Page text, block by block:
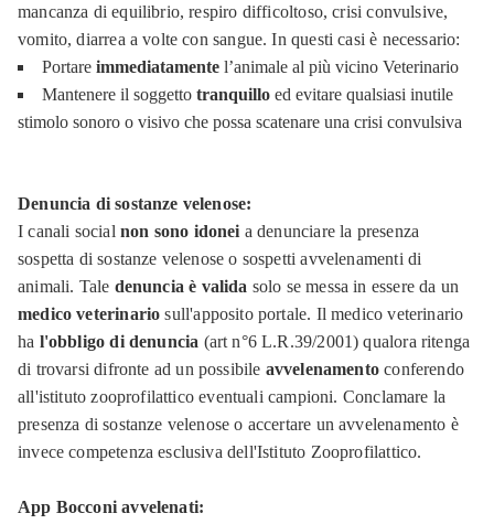
mancanza di equilibrio, respiro difficoltoso, crisi convulsive,
vomito, diarrea a volte con sangue. In questi casi è necessario:
Portare immediatamente l’animale al più vicino Veterinario
Mantenere il soggetto tranquillo ed evitare qualsiasi inutile
stimolo sonoro o visivo che possa scatenare una crisi convulsiva
Denuncia di sostanze velenose:
I canali social non sono idonei a denunciare la presenza
sospetta di sostanze velenose o sospetti avvelenamenti di
animali. Tale denuncia è valida solo se messa in essere da un
medico veterinariosull'apposito portale. Il medico veterinario
ha l'obbligo di denuncia (art n°6 L.R.39/2001) qualora ritenga
di trovarsi difronte ad un possibile avvelenamento conferendo
all'istituto zooprofilattico eventuali campioni. Conclamare la
presenza di sostanze velenose o accertare un avvelenamento è
invece competenza esclusiva dell'Istituto Zooprofilattico.
App Bocconi avvelenati: